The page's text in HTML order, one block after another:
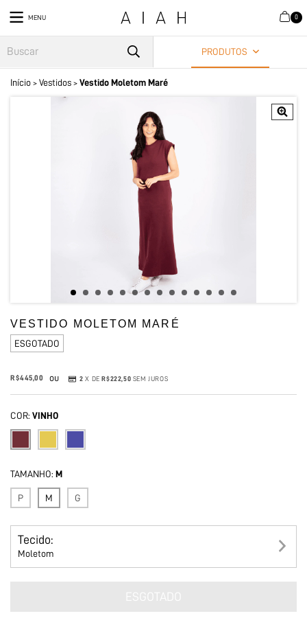
MENU 0
PRODUTOS
Início > Vestidos > Vestido Moletom Maré
VESTIDO MOLETOM MARÉ
ESGOTADO
R$445,00 ou 2 X DE R$222,50 SEM JUROS
COR: VINHO
TAMANHO: M
P M G
Tecido:
Moletom